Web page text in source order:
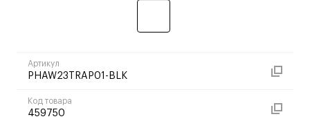
Артикул
PHAW23TRAP01-BLK
Код товара
459750